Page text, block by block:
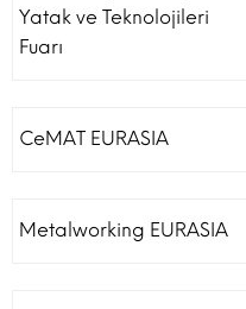
Yatak ve Teknolojileri
Fuarı
CeMAT EURASIA
Metalworking EURASIA